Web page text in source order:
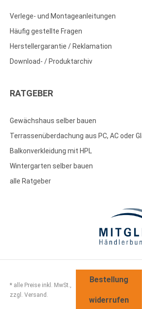
Verlege- und Montageanleitungen
Häufig gestellte Fragen
Herstellergarantie / Reklamation
Download- / Produktarchiv
RATGEBER
Gewächshaus selber bauen
Terrassenüberdachung aus PC, AC oder
Balkonverkleidung mit HPL
Wintergarten selber bauen
alle Ratgeber
* alle Preise inkl. MwSt.,
zzgl. Versand.
Bestellung
widerrufen